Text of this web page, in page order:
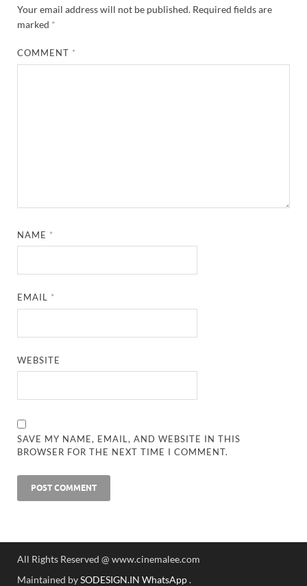
Your email address will not be published. Required fields are
marked *
COMMENT *
NAME *
EMAIL *
WEBSITE
SAVE MY NAME, EMAIL, AND WEBSITE IN THIS
BROWSER FOR THE NEXT TIME I COMMENT.
All Rights Reserved @ www.cinemalee.com
Maintained bySODESIGN.IN WhatsApp.